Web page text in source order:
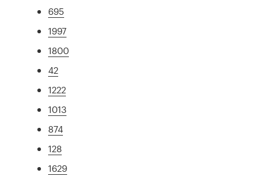
695
1997
1800
42
1222
1013
874
128
1629